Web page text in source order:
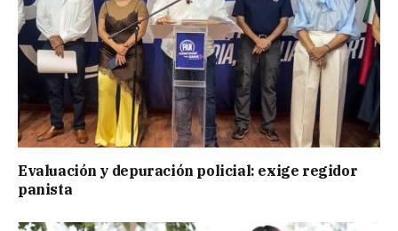
Evaluación y depuración policial: exige regidor
panista